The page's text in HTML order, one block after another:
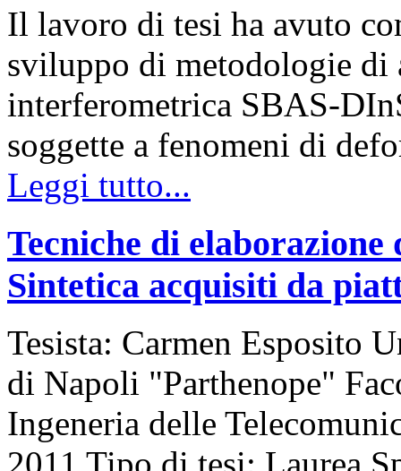
Il lavoro di tesi ha avuto
sviluppo di metodologie di
interferometrica SBAS-
soggette a fenomeni di
Leggi tutto...
Tecniche di
Sintetica acquisiti da
Tesista: Carmen Esposito
di Napoli "Parthenope"
Ingeneria delle